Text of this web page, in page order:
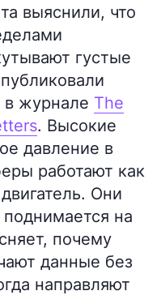
выяснили, что
густые
в журнале The
. Высокие
давление в
работают как
Они
на
почему
данные без
направляют